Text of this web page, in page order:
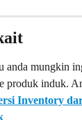
anda mungkin
produk induk.
Inventory